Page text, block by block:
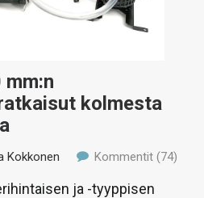
kolmesta
Kokkonen Kommentit (74)
ja -tyyppisen